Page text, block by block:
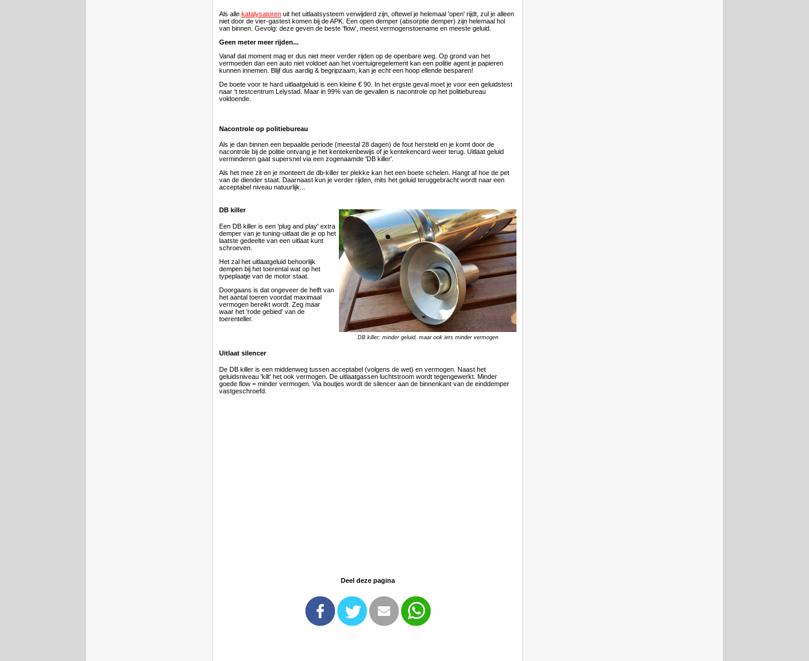
Als alle katalysatoren uit het uitlaatsysteem verwijderd zijn, oftewel je helemaal 'open' rijdt, zul je alleen
niet door de vier-gastest komen bij de APK. Een open demper (absorptie demper) zijn helemaal hol
van binnen. Gevolg: deze geven de beste 'flow', meest vermogenstoename en meeste geluid.
Geen meter meer rijden...
Vanaf dat moment mag er dus niet meer verder rijden op de openbare weg. Op grond van het
vermoeden dan een auto niet voldoet aan het voertuigregelement kan een politie agent je papieren
kunnen innemen. Blijf dus aardig & begripzaam, kan je echt een hoop ellende besparen!
De boete voor te hard uitlaatgeluid is een kleine € 90. In het ergste geval moet je voor een geluidstest
naar 't testcentrum Lelystad. Maar in 99% van de gevallen is nacontrole op het politiebureau
voldoende.
Nacontrole op politiebureau
Als je dan binnen een bepaalde periode (meestal 28 dagen) de fout hersteld en je komt door de
nacontrole bij de politie ontvang je het kentekenbewijs of je kentekencard weer terug. Uitlaat geluid
verminderen gaat supersnel via een zogenaamde 'DB killer'.
Als het mee zit en je monteert de db-killer ter plekke kan het een boete schelen. Hangt af hoe de pet
van de diender staat. Daarnaast kun je verder rijden, mits het geluid teruggebracht wordt naar een
acceptabel niveau natuurlijk...
DB killer
Een DB killer is een 'plug and play' extra
demper van je tuning-uitlaat die je op het
laatste gedeelte van een uitlaat kunt
schroeven.
Het zal het uitlaatgeluid behoorlijk
dempen bij het toerental wat op het
typeplaatje van de motor staat.
Doorgaans is dat ongeveer de helft van
het aantal toeren voordat maximaal
vermogen bereikt wordt. Zeg maar
waar het 'rode gebied' van de
toerenteller.
DB killer: minder geluid, maar ook iets minder vermogen
Uitlaat silencer
De DB killer is een middenweg tussen acceptabel (volgens de wet) en vermogen. Naast het
geluidsniveau 'kilt' het ook vermogen. De uitlaatgassen luchtstroom wordt tegengewerkt. Minder
goede flow = minder vermogen. Via boutjes wordt de silencer aan de binnenkant van de einddemper
vastgeschroefd.
Deel deze pagina